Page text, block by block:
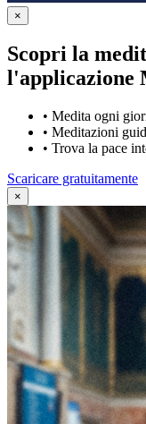
×
Scopri la
l'applicazione
• Medita ogni
• Meditazioni
• Trova la pace
Scaricare gratuitamente
×